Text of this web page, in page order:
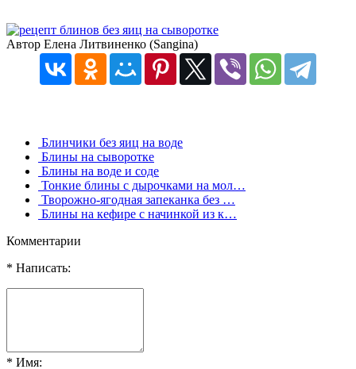
Автор Елена Литвиненко (Sangina)
Блинчики без яиц на воде
Блины на сыворотке
Блины на воде и соде
Тонкие блины с дырочками на мол…
Творожно-ягодная запеканка без …
Блины на кефире с начинкой из к…
Комментарии
* Написать:
* Имя: